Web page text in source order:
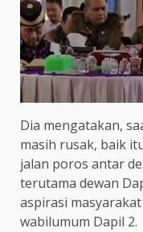
Dia mengatakan,
masih rusak, baik
jalan poros antar
terutama dewan
aspirasi
wabilumum Dapil 2.